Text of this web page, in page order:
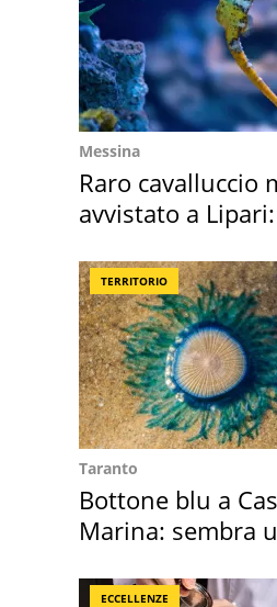
Messina
Raro cavalluccio
avvistato a
TERRITORIO
Taranto
Bottone blu a
Marina: sembra
ECCELLENZE